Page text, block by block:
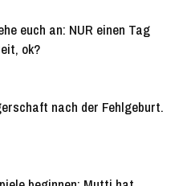
euch an: NUR einen Tag
ok?
nach der Fehlgeburt.